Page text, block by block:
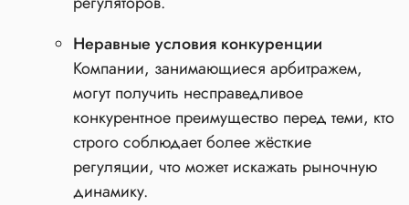
Неравные условия конкуренции
Компании, занимающиеся арбитражем,
могут получить несправедливое
конкурентное преимущество перед теми, кто
строго соблюдает более жёсткие
регуляции, что может искажать рыночную
динамику.